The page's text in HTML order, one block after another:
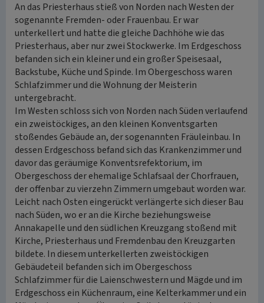
An das Priesterhaus stieß von Norden nach Westen der
sogenannte Fremden- oder Frauenbau. Er war
unterkellert und hatte die gleiche Dachhöhe wie das
Priesterhaus, aber nur zwei Stockwerke. Im Erdgeschoss
befanden sich ein kleiner und ein großer Speisesaal,
Backstube, Küche und Spinde. Im Obergeschoss waren
Schlafzimmer und die Wohnung der Meisterin
untergebracht.
Im Westen schloss sich von Norden nach Süden verlaufend
ein zweistöckiges, an den kleinen Konventsgarten
stoßendes Gebäude an, der sogenannten Fräuleinbau. In
dessen Erdgeschoss befand sich das Krankenzimmer und
davor das geräumige Konventsrefektorium, im
Obergeschoss der ehemalige Schlafsaal der Chorfrauen,
der offenbar zu vierzehn Zimmern umgebaut worden war.
Leicht nach Osten eingerückt verlängerte sich dieser Bau
nach Süden, wo er an die Kirche beziehungsweise
Annakapelle und den südlichen Kreuzgang stoßend mit
Kirche, Priesterhaus und Fremdenbau den Kreuzgarten
bildete. In diesem unterkellerten zweistöckigen
Gebäudeteil befanden sich im Obergeschoss
Schlafzimmer für die Laienschwestern und Mägde und im
Erdgeschoss ein Küchenraum, eine Kelterkammer und ein